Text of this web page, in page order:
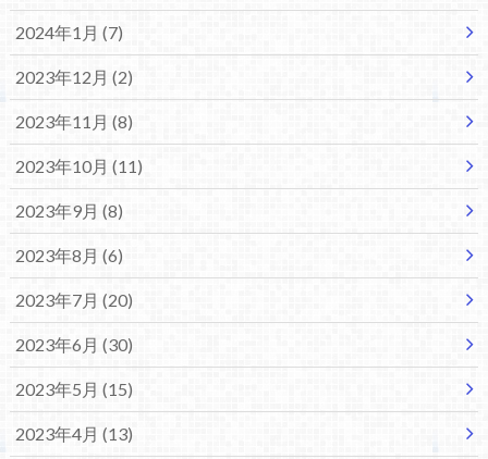
2024年1月 (7)
2023年12月 (2)
2023年11月 (8)
2023年10月 (11)
2023年9月 (8)
2023年8月 (6)
2023年7月 (20)
2023年6月 (30)
2023年5月 (15)
2023年4月 (13)